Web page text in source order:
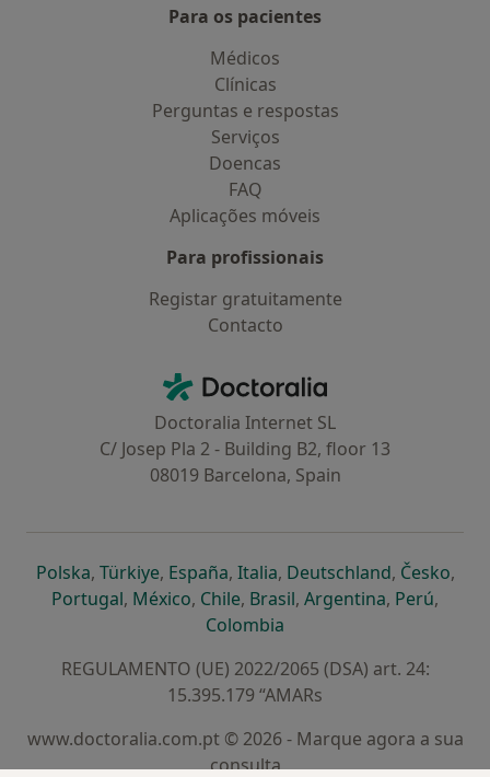
Para os pacientes
Médicos
Clínicas
Perguntas e respostas
Serviços
Doencas
FAQ
Aplicações móveis
Para profissionais
Registar gratuitamente
Contacto
Doctoralia - Homepage
Doctoralia Internet SL
C/ Josep Pla 2 - Building B2, floor 13
08019 Barcelona, Spain
Polskaabre num novo separador
, Türkiyeabre num novo separador
, Españaabre num novo separador
, Italiaabre num novo
, Deutschlandabre num
, Česko,
Portugalabre num novo separador
, Méxicoabre num novo separador
, Chileabre num novo separador
, Brasilabre num novo
, Argentinaabre num
, Perúabre
,
Colombia
REGULAMENTO (UE) 2022/2065 (DSA) art. 24:
15.395.179 “AMARs
www.doctoralia.com.pt © 2026 - Marque agora a sua
consulta